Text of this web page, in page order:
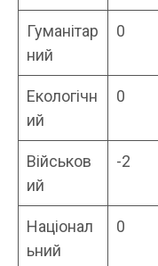
Гуманітар
ний
0
Екологічн
ий
0
Військов
ий
-2
Націонал
ьний
0